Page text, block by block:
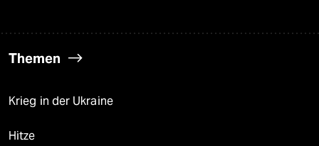
Themen
Krieg in der Ukraine
Hitze